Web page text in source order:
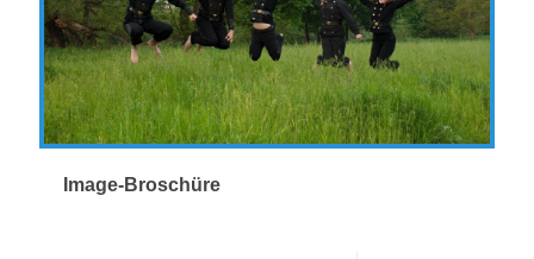
Image-Broschüre